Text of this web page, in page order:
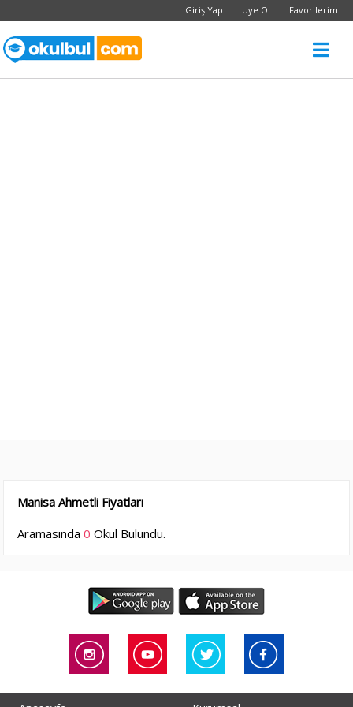
Giriş Yap Üye Ol Favorilerim
Manisa Ahmetli Fiyatları
Aramasında0 Okul Bulundu.